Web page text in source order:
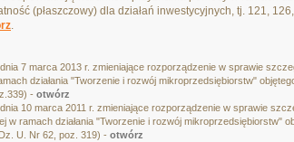
(płaszczowy) dla działań inwestycyjnych, tj. 121,
.
7 marca 2013 r. zmieniające rozporządzenie w sprawie
działania "Tworzenie i rozwój mikroprzedsiębiorstw"
- otwórz
10 marca 2011 r. zmieniające rozporządzenie w sprawie
w ramach działania "Tworzenie i rozwój mikroprzedsiębiorstw"
U. Nr 62, poz. 319) - otwórz